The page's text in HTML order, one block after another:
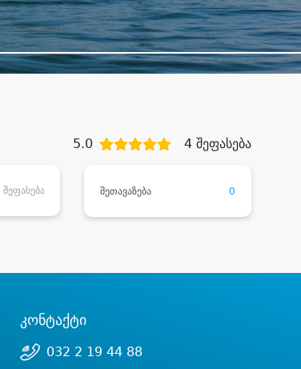
5.0 4 შეფასება
შეფასება შეთავაზება 0
კონტაქტი
032 2 19 44 88